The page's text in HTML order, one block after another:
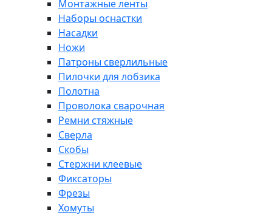
Монтажные ленты
Наборы оснастки
Насадки
Ножи
Патроны сверлильные
Пилочки для лобзика
Полотна
Проволока сварочная
Ремни стяжные
Сверла
Скобы
Стержни клеевые
Фиксаторы
Фрезы
Хомуты